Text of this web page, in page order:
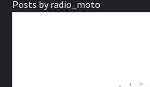
Posts by radio_moto